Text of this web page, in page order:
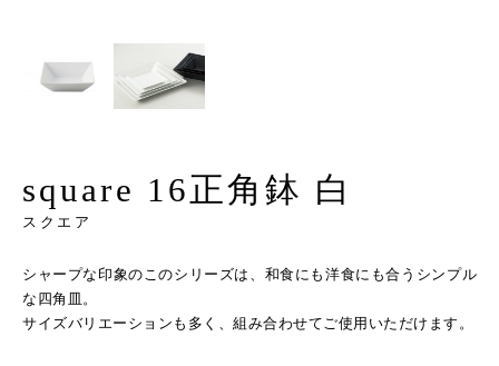
square 16正角鉢 白
スクエア
シャープな印象のこのシリーズは、和食にも洋食にも合うシンプル
な四角皿。
サイズバリエーションも多く、組み合わせてご使用いただけます。